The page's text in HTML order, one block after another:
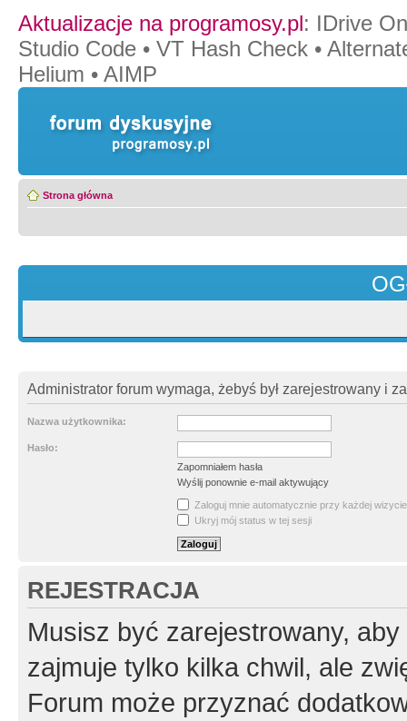
Aktualizacje na programosy.pl: IDrive
Studio Code • VT Hash Check •
Helium • AIMP
Strona główna
Administrator forum wymaga, żebyś był zarejestrowany i
Nazwa użytkownika:
Hasło:
Zapomniałem hasła
Wyślij ponownie e-mail aktywujący
Zaloguj mnie automatycznie przy każdej wizycie
Ukryj mój status w tej sesji
REJESTRACJA
Musisz być zarejestrowany,
zajmuje tylko kilka chwil, ale
Forum może przyznać